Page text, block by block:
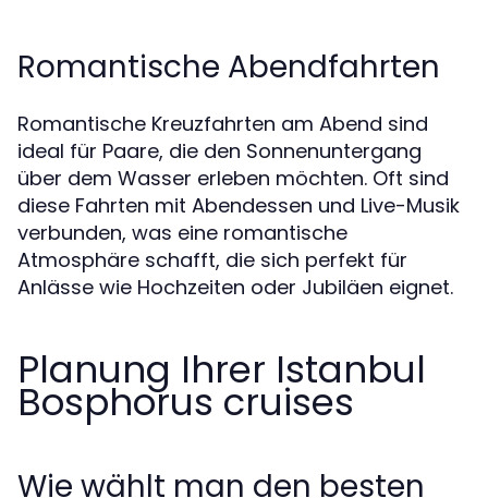
Romantische Abendfahrten
Romantische Kreuzfahrten am Abend sind
ideal für Paare, die den Sonnenuntergang
über dem Wasser erleben möchten. Oft sind
diese Fahrten mit Abendessen und Live-Musik
verbunden, was eine romantische
Atmosphäre schafft, die sich perfekt für
Anlässe wie Hochzeiten oder Jubiläen eignet.
Planung Ihrer Istanbul
Bosphorus cruises
Wie wählt man den besten